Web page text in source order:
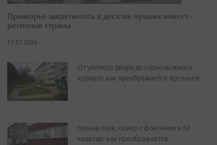
Приморье закрепилось в десятке лучших инвест-
регионов страны
17.07.2026
От уютного двора до горнолыжного
курорта: как преображается Арсеньев
Новый парк, сквер с фонтаном и 50
квартир: как преображается